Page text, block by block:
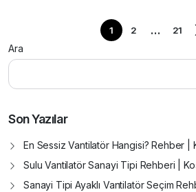
1 2 … 21
Ara
Son Yazılar
En Sessiz Vantilatör Hangisi? Rehber |
Sulu Vantilatör Sanayi Tipi Rehberi |
Sanayi Tipi Ayaklı Vantilatör Seçim